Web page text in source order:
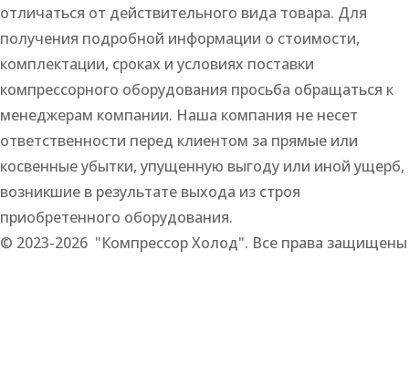
отличаться от действительного вида товара. Для
получения подробной информации о стоимости,
комплектации, сроках и условиях поставки
компрессорного оборудования просьба обращаться к
менеджерам компании. Наша компания не несет
ответственности перед клиентом за прямые или
косвенные убытки, упущенную выгоду или иной ущерб,
возникшие в результате выхода из строя
приобретенного оборудования.
© 2023-2026 "Компрессор Холод". Все права защищены